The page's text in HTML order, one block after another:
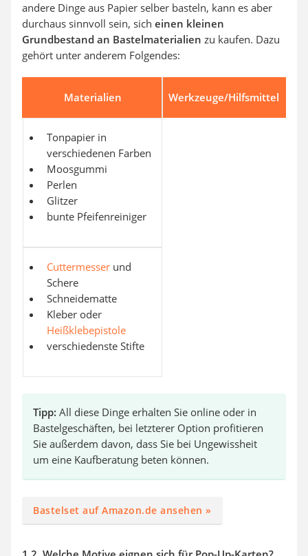
andere Dinge aus Papier selber basteln, kann es aber
durchaus sinnvoll sein, sich einen kleinen
Grundbestand an Bastelmaterialien zu kaufen. Dazu
gehört unter anderem Folgendes:
Materialien Werkzeuge/Hilfsmittel
Tonpapier in
verschiedenen Farben
Moosgummi
Perlen
Glitzer
bunte Pfeifenreiniger
Cuttermesser und
Schere
Schneidematte
Kleber oder
Heißklebepistole
verschiedenste Stifte
Tipp: All diese Dinge erhalten Sie online oder in
Bastelgeschäften, bei letzterer Option profitieren
Sie außerdem davon, dass Sie bei Ungewissheit
um eine Kaufberatung beten können.
Bastelset auf Amazon.de ansehen »